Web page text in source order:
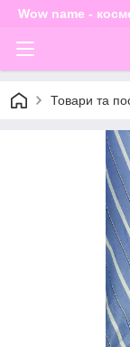
Wow name -
Товари та